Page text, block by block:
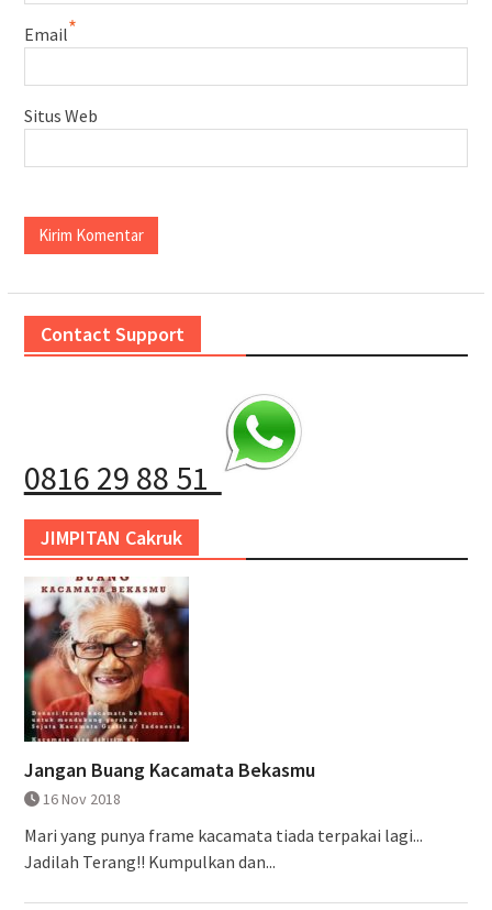
Email*
Situs Web
Contact Support
0816 29 88 51
JIMPITAN Cakruk
Jangan Buang Kacamata Bekasmu
16 Nov 2018
Mari yang punya frame kacamata tiada terpakai lagi...
Jadilah Terang!! Kumpulkan dan...